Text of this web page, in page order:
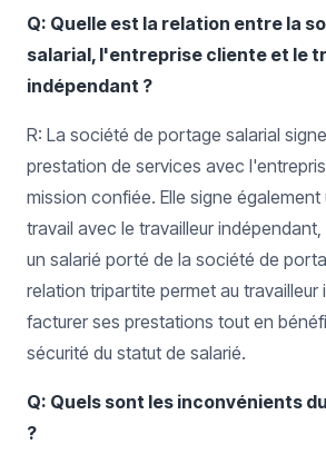
Q: Quelle est la relation entre la
salarial, l'entreprise cliente et le
indépendant ?
R: La société de portage salarial
prestation de services avec
mission confiée. Elle signe
travail avec le travailleur
un salarié porté de la société de
relation tripartite permet au travailleur
facturer ses prestations tout en
sécurité du statut de salarié.
Q: Quels sont les inconvénients
?